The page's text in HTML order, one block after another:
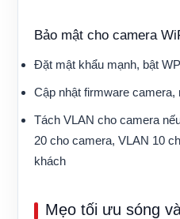
Bảo mật cho camera
Đặt mật khẩu mạnh, bật
Cập nhật firmware camera,
Tách VLAN cho camera
20 cho camera, VLAN 10
khách
Mẹo tối ưu sóng